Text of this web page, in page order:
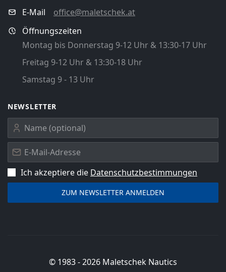
E-Mail
office@maletschek.at
Öffnungszeiten
Montag bis Donnerstag 9-12 Uhr & 13:30-17 Uhr
Freitag 9-12 Uhr & 13:30-18 Uhr
Samstag 9 - 13 Uhr
NEWSLETTER
Ich akzeptiere die Datenschutz­bestimmungen
© 1983 -2026 Maletschek Nautics